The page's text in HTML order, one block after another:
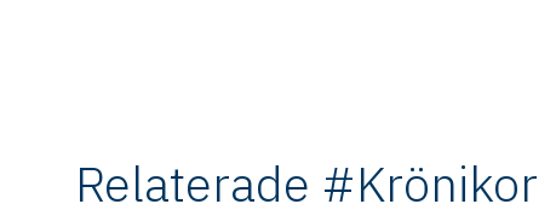
Relaterade #Krönikor